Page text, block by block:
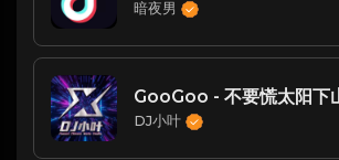
暗夜男
DJ小叶